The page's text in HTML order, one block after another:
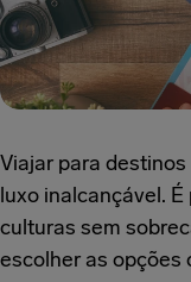
Viajar para
luxo inalcançável.
culturas sem
escolher as opções